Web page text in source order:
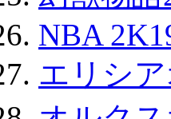
NBA
エリシ